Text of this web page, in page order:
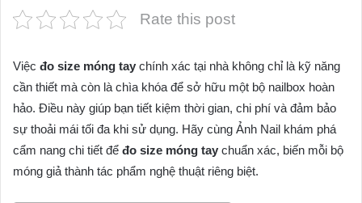
Rate this post
Việc đo size móng tay chính xác tại nhà không chỉ là kỹ năng
cần thiết mà còn là chìa khóa để sở hữu một bộ nailbox hoàn
hảo. Điều này giúp bạn tiết kiệm thời gian, chi phí và đảm bảo
sự thoải mái tối đa khi sử dụng. Hãy cùng Ảnh Nail khám phá
cẩm nang chi tiết để đo size móng tay chuẩn xác, biến mỗi bộ
móng giả thành tác phẩm nghệ thuật riêng biệt.